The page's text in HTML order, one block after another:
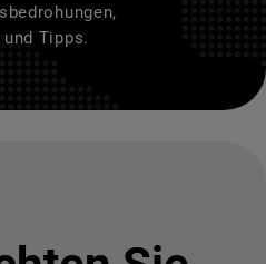
Tipps.